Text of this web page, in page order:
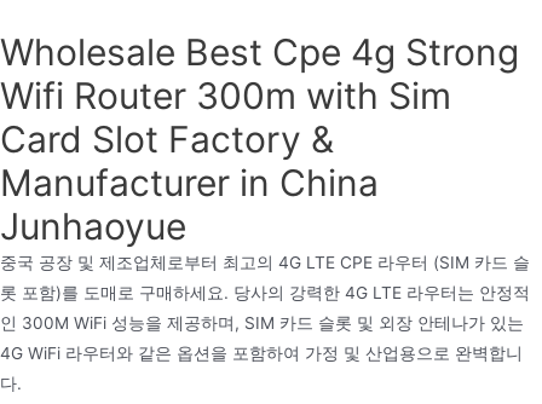
Wholesale Best Cpe 4g Strong
Wifi Router 300m with Sim
Card Slot Factory &
Manufacturer in China
Junhaoyue
중국 공장 및 제조업체로부터 최고의 4G LTE CPE 라우터 (SIM 카드 슬
롯 포함)를 도매로 구매하세요. 당사의 강력한 4G LTE 라우터는 안정적
인 300M WiFi 성능을 제공하며, SIM 카드 슬롯 및 외장 안테나가 있는
4G WiFi 라우터와 같은 옵션을 포함하여 가정 및 산업용으로 완벽합니
다.